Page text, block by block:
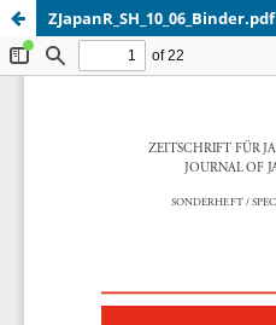
ZJapanR_SH_10_06_Binder.pdf